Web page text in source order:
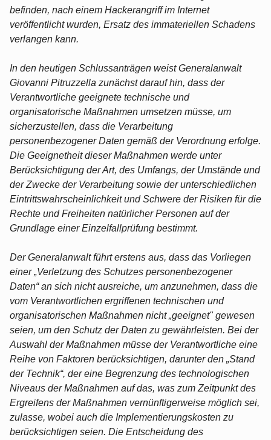
befinden, nach einem Hackerangriff im Internet
veröffentlicht wurden, Ersatz des immateriellen Schadens
verlangen kann.
In den heutigen Schlussanträgen weist Generalanwalt
Giovanni Pitruzzella zunächst darauf hin, dass der
Verantwortliche geeignete technische und
organisatorische Maßnahmen umsetzen müsse, um
sicherzustellen, dass die Verarbeitung
personenbezogener Daten gemäß der Verordnung erfolge.
Die Geeignetheit dieser Maßnahmen werde unter
Berücksichtigung der Art, des Umfangs, der Umstände und
der Zwecke der Verarbeitung sowie der unterschiedlichen
Eintrittswahrscheinlichkeit und Schwere der Risiken für die
Rechte und Freiheiten natürlicher Personen auf der
Grundlage einer Einzelfallprüfung bestimmt.
Der Generalanwalt führt erstens aus, dass das Vorliegen
einer „Verletzung des Schutzes personenbezogener
Daten“ an sich nicht ausreiche, um anzunehmen, dass die
vom Verantwortlichen ergriffenen technischen und
organisatorischen Maßnahmen nicht „geeignet" gewesen
seien, um den Schutz der Daten zu gewährleisten. Bei der
Auswahl der Maßnahmen müsse der Verantwortliche eine
Reihe von Faktoren berücksichtigen, darunter den „Stand
der Technik“, der eine Begrenzung des technologischen
Niveaus der Maßnahmen auf das, was zum Zeitpunkt des
Ergreifens der Maßnahmen vernünftigerweise möglich sei,
zulasse, wobei auch die Implementierungskosten zu
berücksichtigen seien. Die Entscheidung des